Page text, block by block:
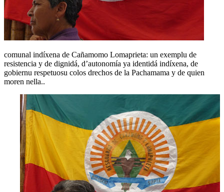
comunal indíxena de Cañamomo Lomaprieta: un exemplu de
resistencia y de dignidá, d’autonomía ya identidá indíxena, de
gobiernu respetuosu colos drechos de la Pachamama y de quien
moren nella..